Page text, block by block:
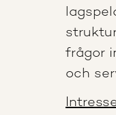
frågor
och